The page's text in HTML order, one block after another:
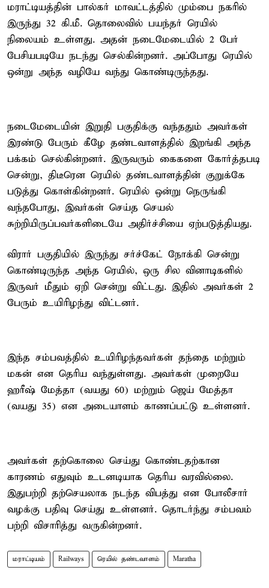
மராட்டியத்தின் பால்கர் மாவட்டத்தில் மும்பை நகரில்
இருந்து 32 கி.மீ. தொலைவில் பயந்தர் ரெயில்
நிலையம் உள்ளது. அதன் நடைமேடையில் 2 பேர்
பேசியபடியே நடந்து செல்கின்றனர். அப்போது ரெயில்
ஒன்று அந்த வழியே வந்து கொண்டிருந்தது.
நடைமேடையின் இறுதி பகுதிக்கு வந்ததும் அவர்கள்
இரண்டு பேரும் கீழே தண்டவாளத்தில் இறங்கி அந்த
பக்கம் செல்கின்றனர். இருவரும் கைகளை கோர்த்தபடி
சென்று, திடீரென ரெயில் தண்டவாளத்தின் குறுக்கே
படுத்து கொள்கின்றனர். ரெயில் ஒன்று நெருங்கி
வந்தபோது, இவர்கள் செய்த செயல்
சுற்றியிருப்பவர்களிடையே அதிர்ச்சியை ஏற்படுத்தியது.
விரார் பகுதியில் இருந்து சர்ச்கேட் நோக்கி சென்று
கொண்டிருந்த அந்த ரெயில், ஒரு சில வினாடிகளில்
இருவர் மீதும் ஏறி சென்று விட்டது. இதில் அவர்கள் 2
பேரும் உயிரிழந்து விட்டனர்.
இந்த சம்பவத்தில் உயிரிழந்தவர்கள் தந்தை மற்றும்
மகன் என தெரிய வந்துள்ளது. அவர்கள் முறையே
ஹரீஷ் மேத்தா (வயது 60) மற்றும் ஜெய் மேத்தா
(வயது 35) என அடையாளம் காணப்பட்டு உள்ளனர்.
அவர்கள் தற்கொலை செய்து கொண்டதற்கான
காரணம் எதுவும் உடனடியாக தெரிய வரவில்லை.
இதுபற்றி தற்செயலாக நடந்த விபத்து என போலீசார்
வழக்கு பதிவு செய்து உள்ளனர். தொடர்ந்து சம்பவம்
பற்றி விசாரித்து வருகின்றனர்.
மராட்டியம் Railways ரெயில் தண்டவாளம் Maratha